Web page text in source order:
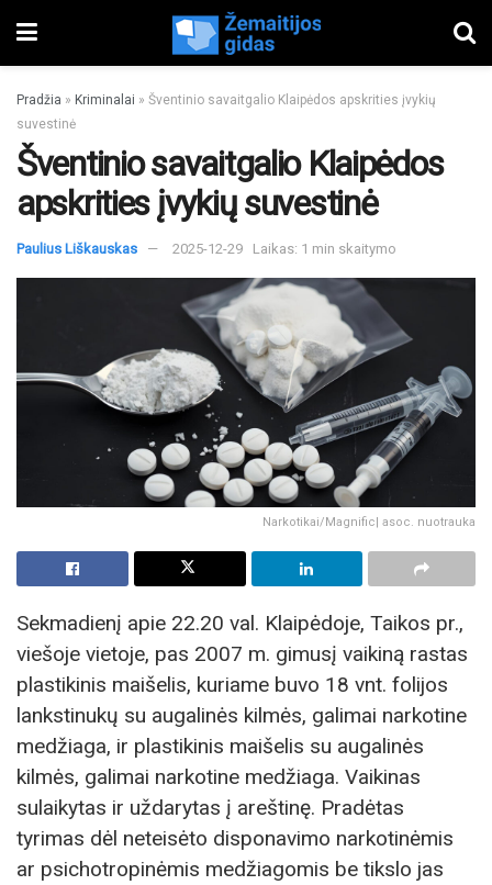
Pradžia » Kriminalai » Šventinio savaitgalio Klaipėdos apskrities įvykių
suvestinė
Šventinio savaitgalio Klaipėdos
apskrities įvykių suvestinė
Paulius Liškauskas 2025-12-29 Laikas: 1 min skaitymo
Narkotikai/Magnific| asoc. nuotrauka
Sekmadienį apie 22.20 val. Klaipėdoje, Taikos pr.,
viešoje vietoje, pas 2007 m. gimusį vaikiną rastas
plastikinis maišelis, kuriame buvo 18 vnt. folijos
lankstinukų su augalinės kilmės, galimai narkotine
medžiaga, ir plastikinis maišelis su augalinės
kilmės, galimai narkotine medžiaga. Vaikinas
sulaikytas ir uždarytas į areštinę. Pradėtas
tyrimas dėl neteisėto disponavimo narkotinėmis
ar psichotropinėmis medžiagomis be tikslo jas